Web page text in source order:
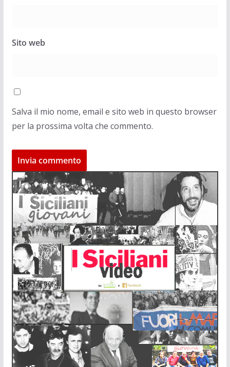
Sito web
Salva il mio nome, email e sito web in questo browser
per la prossima volta che commento.